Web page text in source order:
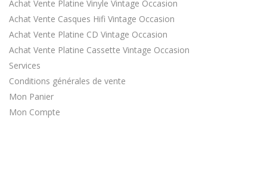
Achat Vente Platine Vinyle Vintage Occasion
Achat Vente Casques Hifi Vintage Occasion
Achat Vente Platine CD Vintage Occasion
Achat Vente Platine Cassette Vintage Occasion
Services
Conditions générales de vente
Mon Panier
Mon Compte